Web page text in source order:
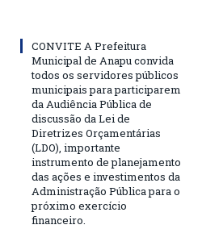
CONVITE A Prefeitura
Municipal de Anapu convida
todos os servidores públicos
municipais para participarem
da Audiência Pública de
discussão da Lei de
Diretrizes Orçamentárias
(LDO), importante
instrumento de planejamento
das ações e investimentos da
Administração Pública para o
próximo exercício
financeiro.